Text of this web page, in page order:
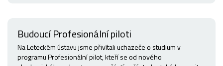
Budoucí Profesionální piloti
Na Leteckém ústavu jsme přivítali uchazeče o studium v
programu Profesionální pilot, kteří se od nového